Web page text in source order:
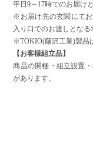
平日9～17時でのお届け
※お届け先の玄関にて
入り口でのお渡しとな
※TOKIO(藤沢工業)製品
【お客様組立品】
商品の開梱・組立設置
があります。